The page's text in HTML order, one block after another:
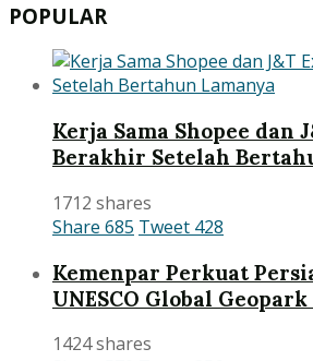
POPULAR
Kerja Sama Shopee dan
Berakhir Setelah
1712 shares
Share 685 Tweet 428
Kemenpar Perkuat
UNESCO Global
1424 shares